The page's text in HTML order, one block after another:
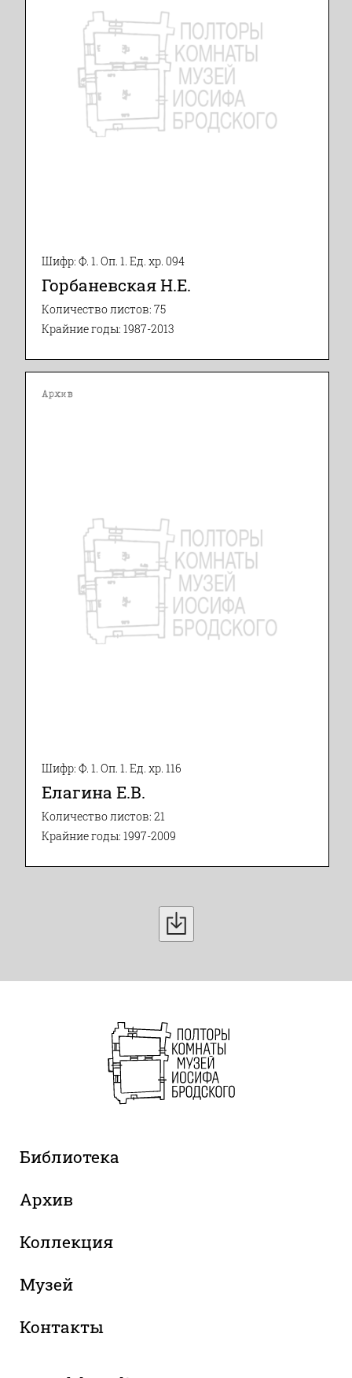
Шифр: Ф. 1. Оп. 1. Ед. хр. 094
Горбаневская Н.Е.
Количество листов: 75
Крайние годы: 1987-2013
Архив
Шифр: Ф. 1. Оп. 1. Ед. хр. 116
Елагина Е.В.
Количество листов: 21
Крайние годы: 1997-2009
Библиотека
Архив
Коллекция
Музей
Контакты